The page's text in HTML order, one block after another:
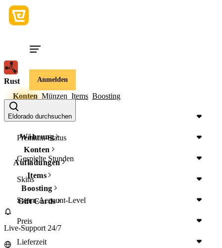
Anmelden
Eldorado durchsuchen
Währung
Konten
Aufladungen
Items
Boosting
Gift Cards
Live-Support 24/7
Rust
Konten Münzen Items Boosting
Device
Premium-Status
Gespielte Stunden
Skins
Steam-Account-Level
Preis
Lieferzeit